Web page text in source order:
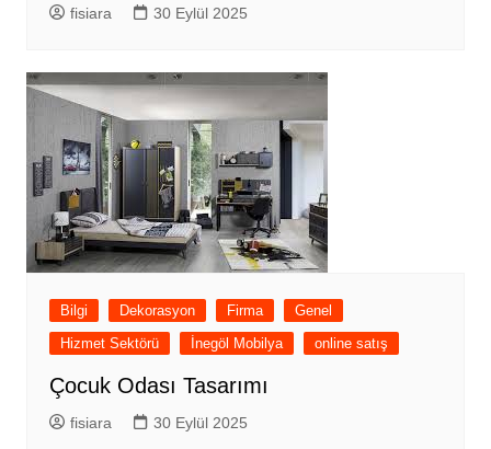
fisiara 30 Eylül 2025
Bilgi Dekorasyon Firma
Genel
Hizmet Sektörü
İnegöl Mobilya online satış
Çocuk Odası Tasarımı
fisiara 30 Eylül 2025